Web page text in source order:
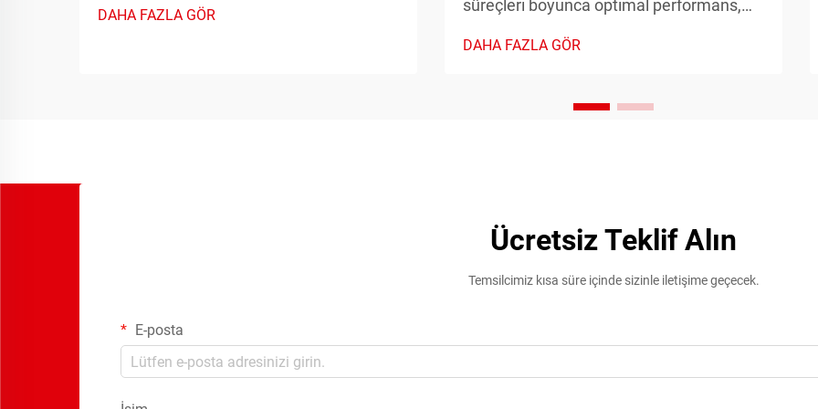
uygulamalarda hassas zamanlama
DAHA FAZLA GÖR
süreçleri boyunca optimal performans,
hassas zamanlama kontrolüne ihtiyaç
kritik bir bileşen olarak işlev görür ve
DAHA FAZLA GÖR
Ücretsiz Teklif Alın
Temsilcimiz kısa süre içinde sizinle iletişime geçecek.
E-posta